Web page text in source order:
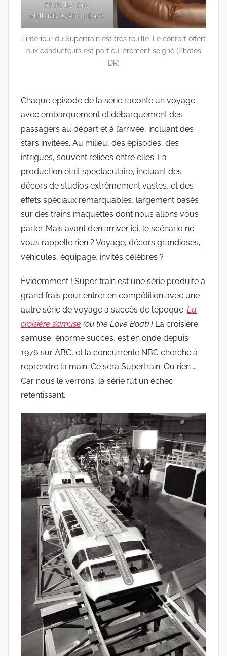
Photo by: Gary
Null/NBCU Photo Bank
L’intérieur du Supertrain est très fouillé. Le confort offert
aux conducteurs est particulièrement soigné (Photos
DR)
Chaque épisode de la série raconte un voyage
avec embarquement et débarquement des
passagers au départ et à l’arrivée, incluant des
stars invitées. Au milieu, des épisodes, des
intrigues, souvent reliées entre elles. La
production était spectaculaire, incluant des
décors de studios extrêmement vastes, et des
effets spéciaux remarquables, largement basés
sur des trains maquettes dont nous allons vous
parler. Mais avant d’en arriver ici, le scénario ne
vous rappelle rien ? Voyage, décors grandioses,
véhicules, équipage, invités célèbres ?
Évidemment ! Super train est une série produite à
grand frais pour entrer en compétition avec une
autre série de voyage à succès de l’époque: La
croisière s’amuse (ou the Love Boat) ! La croisière
s’amuse, énorme succès, est en onde depuis
1976 sur ABC, et la concurrente NBC cherche à
reprendre la main. Ce sera Supertrain. Ou rien …
Car nous le verrons, la série fût un échec
retentissant.